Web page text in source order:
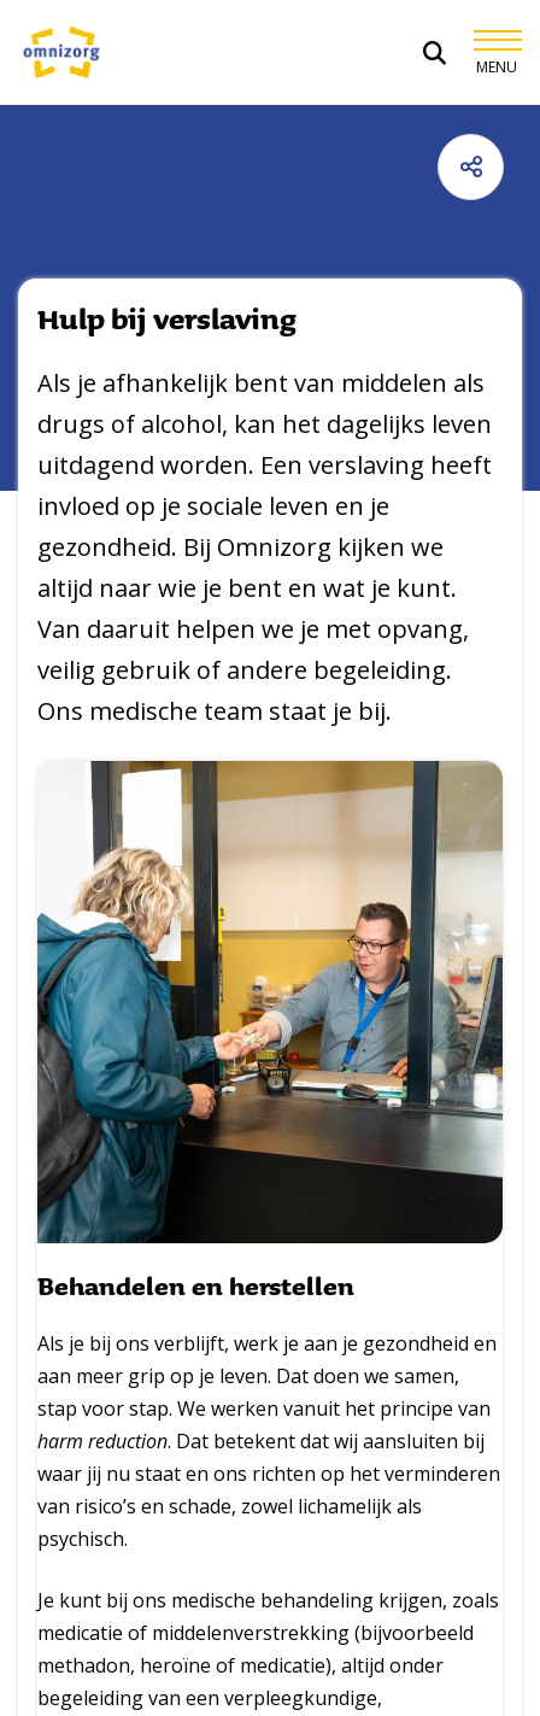
Spring naar content
Omnizorg
MENU
Hulp bij verslaving
Als je afhankelijk bent van middelen als
drugs of alcohol, kan het dagelijks leven
uitdagend worden. Een verslaving heeft
invloed op je sociale leven en je
gezondheid. Bij Omnizorg kijken we
altijd naar wie je bent en wat je kunt.
Van daaruit helpen we je met opvang,
veilig gebruik of andere begeleiding.
Ons medische team staat je bij.
Behandelen en herstellen
Als je bij ons verblijft, werk je aan je gezondheid en
aan meer grip op je leven. Dat doen we samen,
stap voor stap. We werken vanuit het principe van
harm reduction. Dat betekent dat wij aansluiten bij
waar jij nu staat en ons richten op het verminderen
van risico’s en schade, zowel lichamelijk als
psychisch.
Je kunt bij ons medische behandeling krijgen, zoals
medicatie of middelenverstrekking (bijvoorbeeld
methadon, heroïne of medicatie), altijd onder
begeleiding van een verpleegkundige,